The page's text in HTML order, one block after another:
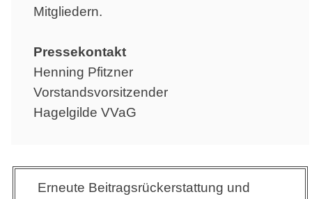
Mitgliedern.
Pressekontakt
Henning Pfitzner
Vorstandsvorsitzender
Hagelgilde VVaG
Beitragsnavigation
Erneute Beitragsrückerstattung und